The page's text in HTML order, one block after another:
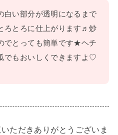
白い部分が透明になるまで
ろとろに仕上がります♬炒
でとっても簡単です★ヘチ
でもおいしくできますよ♡
ただきありがとうございま